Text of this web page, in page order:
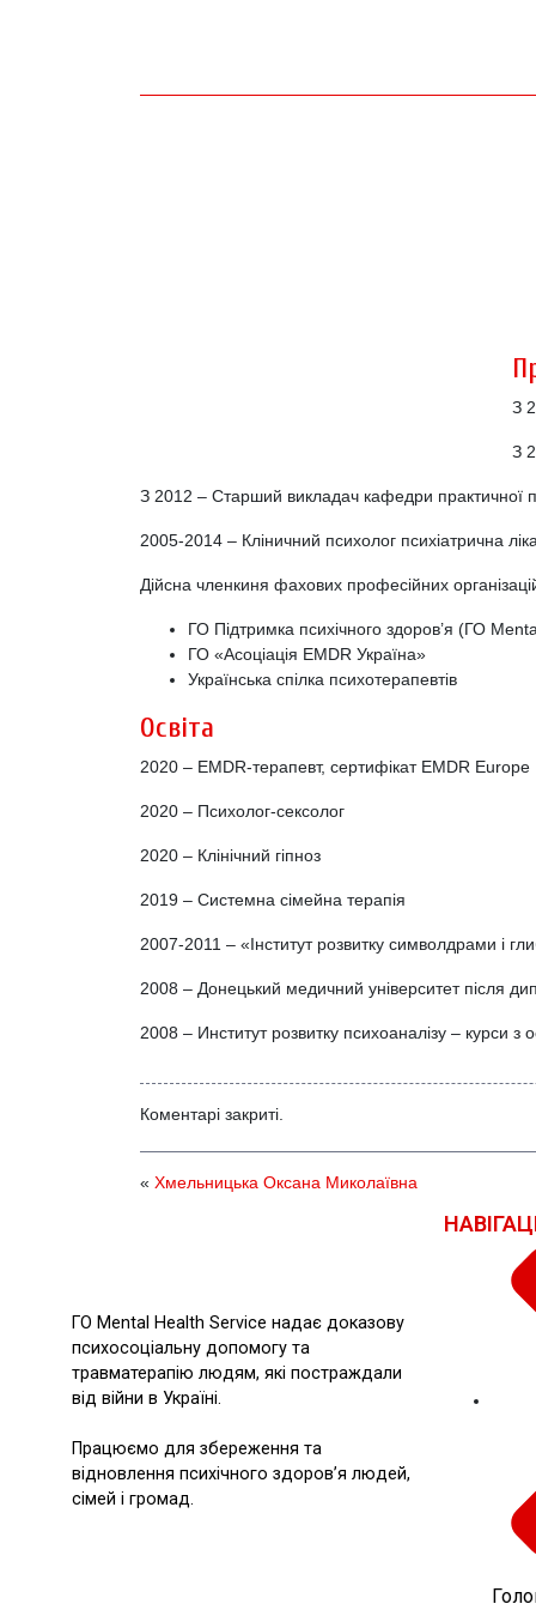
З
З
З 2012 – Старший викладач кафедри практичної
2005-2014 – Кліничний психолог психіатрична
Дійсна членкиня фахових професійних
ГО Підтримка психічного здоров’я (ГО
ГО «Асоціація EMDR Україна»
Українська спілка психотерапевтів
Освіта
2020 – EMDR-терапевт, сертифікат EMDR Europe
2020 – Психолог-сексолог
2020 – Клінічний гіпноз
2019 – Системна сімейна терапія
2007-2011 – «Інститут розвитку символдрами і
2008 – Донецький медичний університет після
2008 – Институт розвитку психоаналізу – курси з
Коментарі закриті.
« Хмельницька Оксана Миколаївна
ГО Mental Health Service надає доказову
психосоціальну допомогу та
травматерапію людям, які постраждали
від війни в Україні.
Працюємо для збереження та
відновлення психічного здоров’я людей,
сімей і громад.